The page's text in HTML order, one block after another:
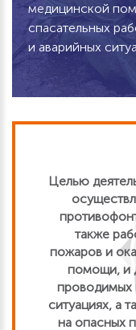
медицинской
спасательных
и аварийных
Целью
также
пожаров и
помощи, и
проводимых
ситуациях, а
на опасных